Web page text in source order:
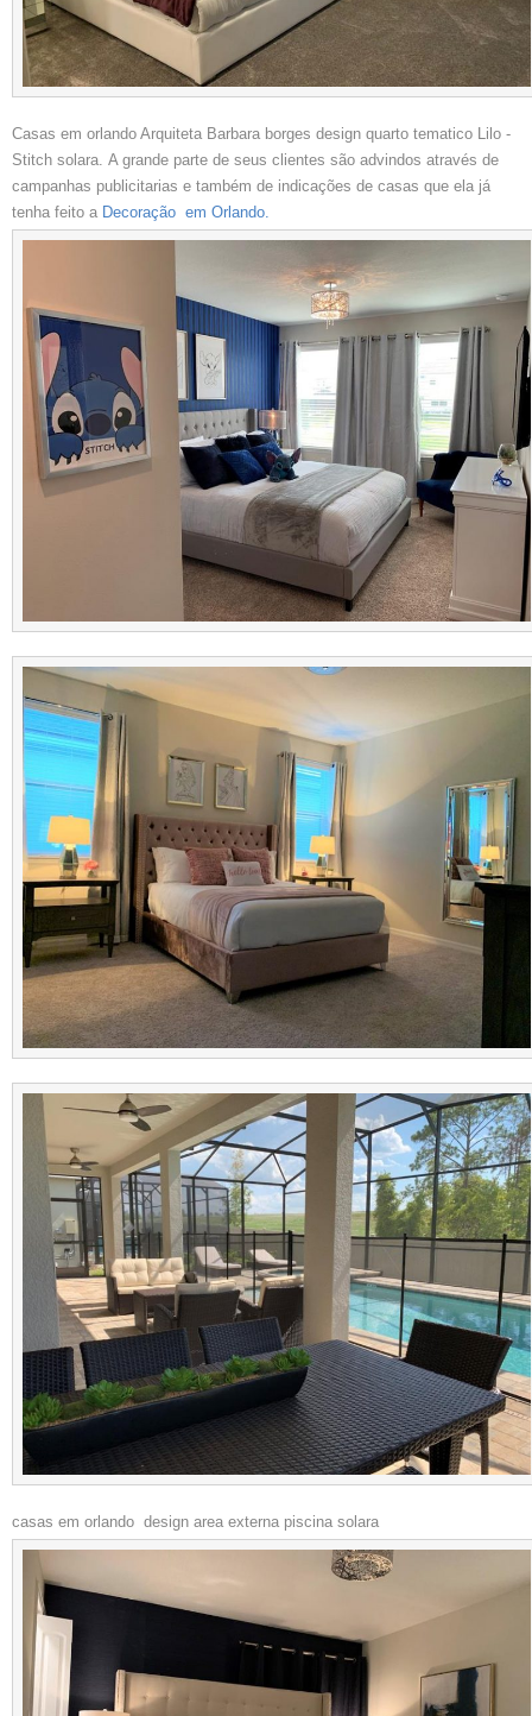
Casas em orlando Arquiteta Barbara borges design quarto tematico Lilo -
Stitch solara. A grande parte de seus clientes são advindos através de
campanhas publicitarias e também de indicações de casas que ela já
tenha feito a Decoração em Orlando.
casas em orlando design area externa piscina solara